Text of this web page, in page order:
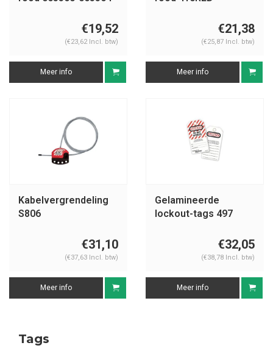
€19,52
(€23,62 Incl. btw)
Meer info
€21,38
(€25,87 Incl. btw)
Meer info
Kabelvergrendeling
S806
€31,10
(€37,63 Incl. btw)
Meer info
Gelamineerde
lockout-tags 497
€32,05
(€38,78 Incl. btw)
Meer info
Tags